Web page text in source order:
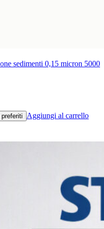
sedimenti 0,15 micron 5000
Aggiungi al carrello